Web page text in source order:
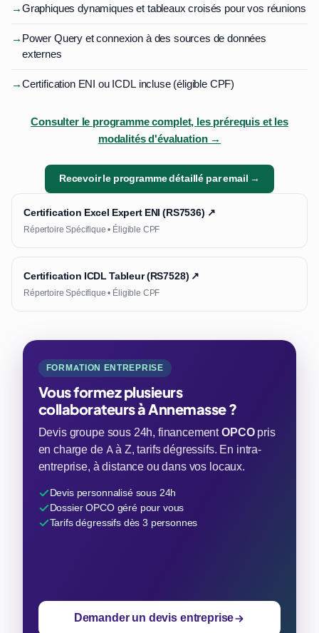
→Graphiques dynamiques et tableaux croisés pour vos réunions
→ Power Query et connexion à des sources de données
externes
→Certification ENI ou ICDL incluse (éligible CPF)
Consulter le programme complet, les prérequis et les
modalités d'évaluation →
Recevoir le programme détaillé par email →
Certification Excel Expert ENI (RS7536) ↗
Répertoire Spécifique • Éligible CPF
Certification ICDL Tableur (RS7528) ↗
Répertoire Spécifique • Éligible CPF
FORMATION ENTREPRISE
Vous formez plusieurs
collaborateurs à Annemasse ?
Devis groupe sous 24h, financementOPCOpris
en charge de A à Z, tarifs dégressifs. En intra-
entreprise, à distance ou dans vos locaux.
Devis personnalisé sous 24h
Dossier OPCO géré pour vous
Tarifs dégressifs dès 3 personnes
Demander un devis entreprise